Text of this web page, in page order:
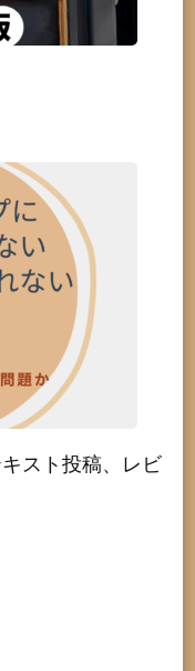
スト投稿、レビ